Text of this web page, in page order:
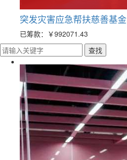
突发灾害应急帮扶慈善基金
已筹款： ￥992071.43